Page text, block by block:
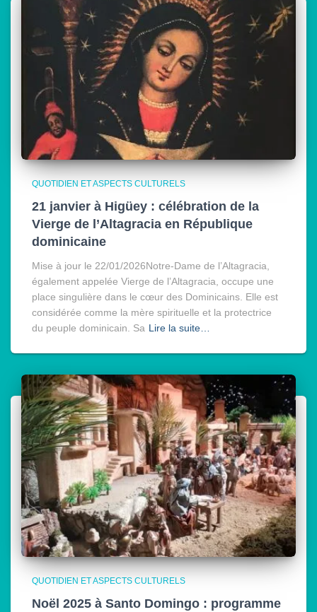
QUOTIDIEN ET ASPECTS CULTURELS
21 janvier à Higüey : célébration de la
Vierge de l’Altagracia en République
dominicaine
Mise à jour le 22/01/2026Notre-Dame de l’Altagracia,
également appelée Vierge de l’Altagracia, occupe une
place singulière dans le cœur des Dominicains. Elle est
considérée comme la mère spirituelle et la protectrice
du peuple dominicain. Sa Lire la suite…
QUOTIDIEN ET ASPECTS CULTURELS
Noël 2025 à Santo Domingo : programme